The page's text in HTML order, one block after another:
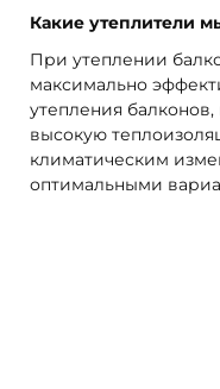
Какие утеплители
При утеплении
максимально
утепления
высокую
климатическим
оптимальными